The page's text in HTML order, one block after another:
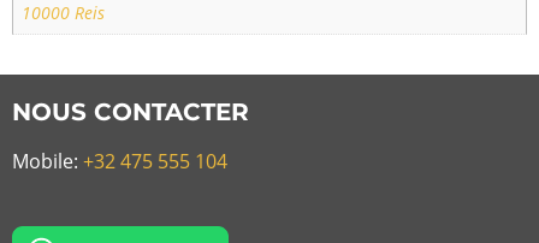
10000 Reis
NOUS CONTACTER
Mobile: +32 475 555 104